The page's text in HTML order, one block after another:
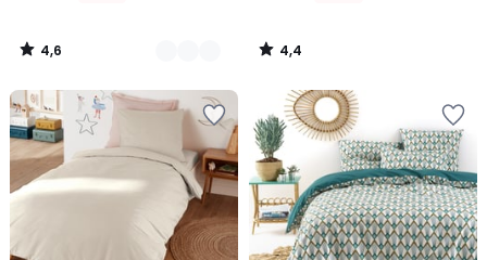
4,6
/
4,4
/